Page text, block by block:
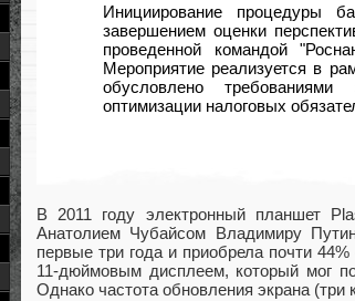
Инициирование процедуры
завершением оценки
проведенной командой
Мероприятие реализуется в
обусловлено требованиями
оптимизации налоговых
В 2011 году электронный планшет
Анатолием Чубайсом Владимиру
первые три года и приобрела почти
11-дюймовым дисплеем, который мог
Однако частота обновления экрана (три